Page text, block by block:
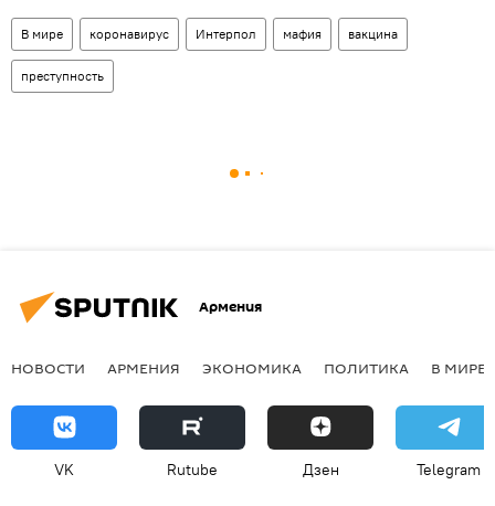
В мире коронавирус Интерпол мафия вакцина
преступность
Армения
НОВОСТИ АРМЕНИЯ ЭКОНОМИКА ПОЛИТИКА В МИРЕ
VK Rutube Дзен Telegram